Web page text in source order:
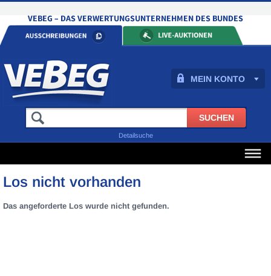
MEIN KONTO
Detailsuche
Los nicht vorhanden
Das angeforderte Los wurde nicht gefunden.